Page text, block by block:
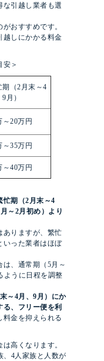
な引越し業者も選
おすすめです。
越しにかかる料金
安＞
期（2月末～4
月）
～20万円
～35万円
～40万円
忙期（2月末～4
～2月初め）より
ありますが、繁忙
いった業者はほぼ
、通常期（5月～
ように日程を調整
～4月、9月）にか
、フリー便を利
料金を抑えられる
高くなります。
、4人家族と人数が